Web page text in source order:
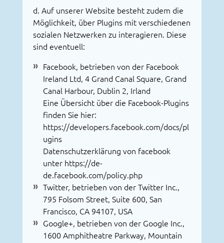
d. Auf unserer Website besteht zudem die
Möglichkeit, über Plugins mit verschiedenen
sozialen Netzwerken zu interagieren. Diese
sind eventuell:
Facebook, betrieben von der Facebook
Ireland Ltd, 4 Grand Canal Square, Grand
Canal Harbour, Dublin 2, Irland
Eine Übersicht über die Facebook-Plugins
finden Sie hier:
https://developers.facebook.com/docs/pl
ugins
Datenschutzerklärung von facebook
unter https://de-
de.facebook.com/policy.php
Twitter, betrieben von der Twitter Inc.,
795 Folsom Street, Suite 600, San
Francisco, CA 94107, USA
Google+, betrieben von der Google Inc.,
1600 Amphitheatre Parkway, Mountain